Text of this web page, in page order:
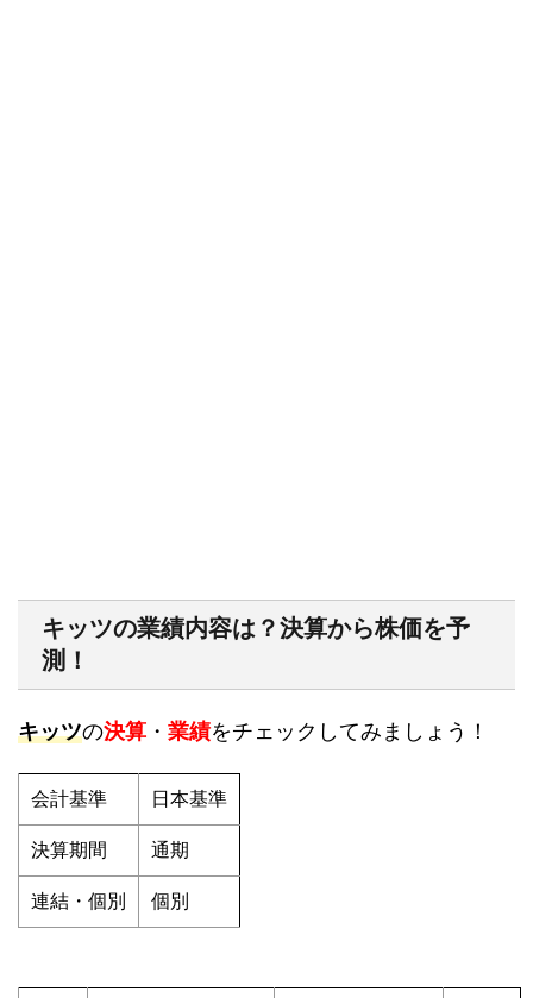
キッツの業績内容は？決算から株価を予
測！
キッツの決算 ・ 業績をチェックしてみましょう！
会計基準 日本基準
決算期間 通期
連結・個別 個別